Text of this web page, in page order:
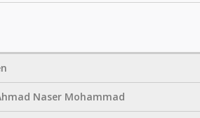
Naser Mohammad